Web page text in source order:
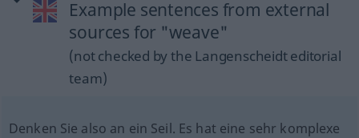
Example sentences from external
sources for "weave"
(not checked by the Langenscheidt editorial
team)
Denken Sie also an ein Seil. Es hat eine sehr komplexe